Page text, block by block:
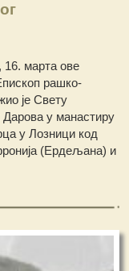
16. марта ове
рашко-
је Свету
Дарова у манастиру
у Лозници код
(Ердељана) и